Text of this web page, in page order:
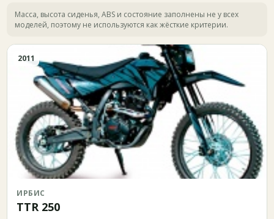
Масса, высота сиденья, ABS и состояние заполнены не у всех
моделей, поэтому не используются как жёсткие критерии.
2011
ИРБИС
TTR 250